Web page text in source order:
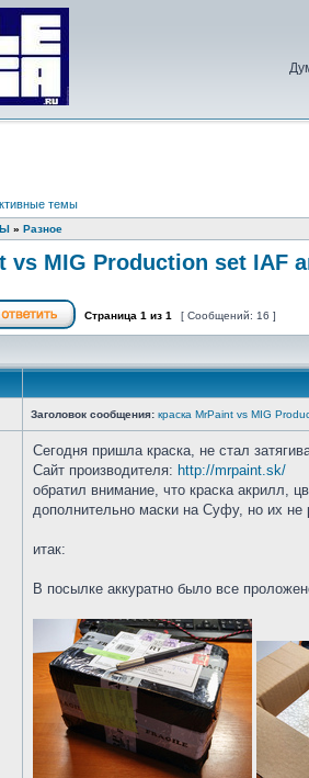
темы
» Разное
vs MIG Production set IAF
Страница 1 из 1 [ Сообщений: 16 ]
Заголовок сообщения: краска MrPaint vs MIG
Сегодня пришла краска, не стал
Сайт производителя: http://mrpaint.sk/
обратил внимание, что краска акрилл,
дополнительно маски на Суфу, но их не
итак:
В посылке аккуратно было все